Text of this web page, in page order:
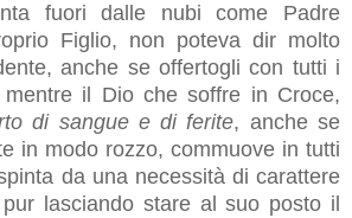
fuori dalle nubi come Padre
Figlio, non poteva dir molto
anche se offertogli con tutti i
mentre il Dio che soffre in Croce,
di sangue e di ferite, anche se
in modo rozzo, commuove in tutti
da una necessità di carattere
lasciando stare al suo posto il